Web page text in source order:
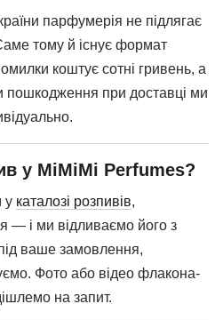
парфумерія не підлягає
тому й існує формат
коштує сотні гривень, а
пошкодження при доставці ми
у MiMiMi Perfumes?
у каталозі розпивів,
і ми відливаємо його з
ваше замовлення,
Фото або відео флакона-
на запит.